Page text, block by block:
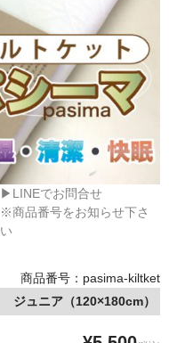
▶LINEでお問合せ
※商品番号をお知らせ下さ
い
商品番号：pasima-kiltket
ジュニア（120×180cm）